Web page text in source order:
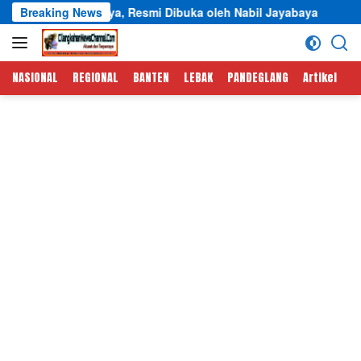
Langsung
ke
konten
Breaking News
Resmi Dibuka oleh Nabil Jayabaya Semarak HUT
NASIONAL REGIONAL BANTEN LEBAK PANDEGLANG Artikel